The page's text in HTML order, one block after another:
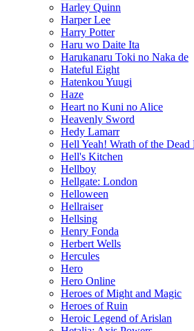
Harley Quinn
Harper Lee
Harry Potter
Haru wo Daite Ita
Harukanaru Toki no Naka de
Hateful Eight
Hatenkou Yuugi
Haze
Heart no Kuni no Alice
Heavenly Sword
Hedy Lamarr
Hell Yeah! Wrath of the Dead
Hell's Kitchen
Hellboy
Hellgate: London
Helloween
Hellraiser
Hellsing
Henry Fonda
Herbert Wells
Hercules
Hero
Hero Online
Heroes of Might and Magic
Heroes of Ruin
Heroic Legend of Arislan